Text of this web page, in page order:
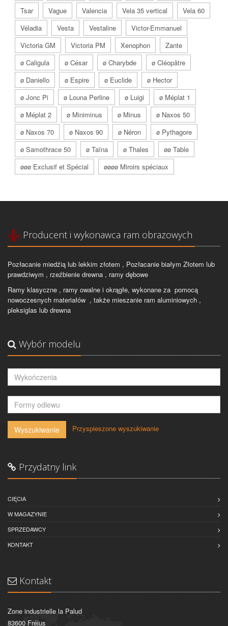
Tsar
Vague Valencia Vela 35 vertical
Vela 60
Véladia
Vesta Vestaline
Victor-Emmanuel
Victoria GM
Victoria PM Xenophon
Zante
ø Caligula
ø César ø Charybde
ø Cléopâtre
ø Daniello
ø Espire ø Euclide
ø Hector
ø Jonc Pi
ø Louna Perline ø Luigi
ø Méplat 1
ø Méplat 2
ø Miniminus ø Minus
ø Naxos 50
ø Naxos 70
ø Naxos 90 ø Néron
ø Pythagore
ø Samothrace 50
ø Taïna ø Thales
øø Table
øøø Exclusif et Spécial
øøøø Miroirs spéciaux
Producent i wykonawca ram obrazowych
Pozłacanie miedźią lub lekkim złotem , Pozłacanie białym Złotem lub
prawdziwym , rzeźbienie drewna , ramy dębowe
Ramy klasyczne , ramy owalne i okrągłe, wykonane za pomocą
nowoczesnych materiałów , także mieszanie ram aluminiowych ,
pleksiglas lub drewna
Wybór modelu
Wyszukiwanie Przyspieszone wyszukiwanie
Przydatny link
CIĘCIA
W MAGAZYNIE
SPRZEDAWCY
KONTAKT
Kontakt
Zone industrielle la Palud
83600 Fréjus